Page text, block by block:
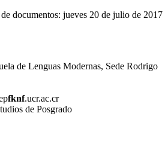
documentos: jueves 20 de julio de 2017
de Lenguas Modernas, Sede Rodrigo
fknf.ucr.ac.cr
de Posgrado